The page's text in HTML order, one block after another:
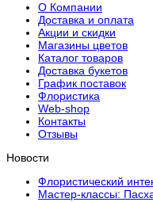
О Компании
Доставка и оплата
Акции и скидки
Магазины цветов
Каталог товаров
Доставка букетов
График поставок
Флористика
Web-shop
Контакты
Отзывы
Новости
Флористический
Мастер-классы: